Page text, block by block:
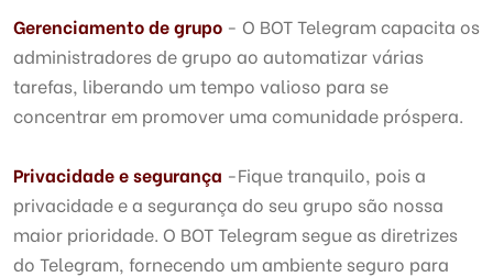
Gerenciamento de grupo - O BOT Telegram capacita os
administradores de grupo ao automatizar várias
tarefas, liberando um tempo valioso para se
concentrar em promover uma comunidade próspera.
Privacidade e segurança -Fique tranquilo, pois a
privacidade e a segurança do seu grupo são nossa
maior prioridade. O BOT Telegram segue as diretrizes
do Telegram, fornecendo um ambiente seguro para